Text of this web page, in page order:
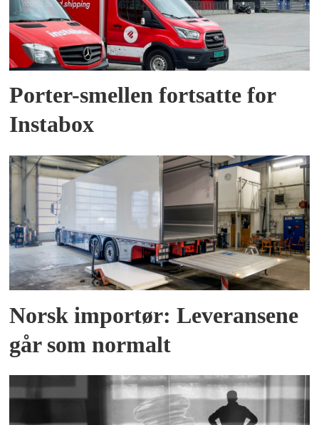
Porter-smellen fortsatte for
Instabox
Norsk importør: Leveransene
går som normalt